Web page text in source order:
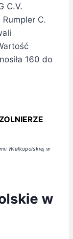
C.V.
C.
160 do
Wielkopolskiej w
w